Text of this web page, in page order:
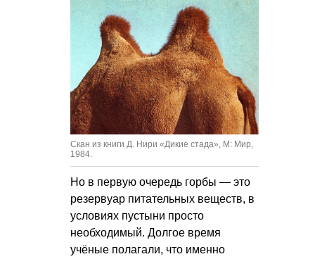
Скан из книги Д. Нири «Дикие стада», М: Мир,
1984.
Но в первую очередь горбы — это
резервуар питательных веществ, в
условиях пустыни просто
необходимый. Долгое время
учёные полагали, что именно